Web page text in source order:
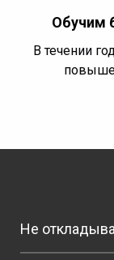
Обучим
В течении
Не